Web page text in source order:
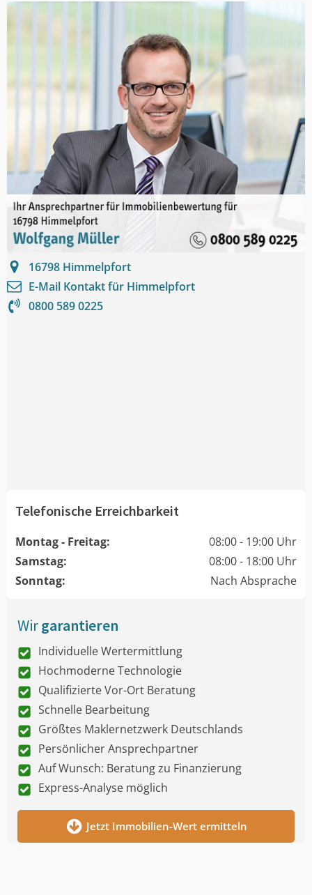
16798 Himmelpfort
E-Mail Kontakt für Himmelpfort
0800 589 0225
Telefonische Erreichbarkeit
Montag - Freitag:
08:00 - 19:00 Uhr
Samstag:
08:00 - 18:00 Uhr
Sonntag:
Nach Absprache
Wirgarantieren
Individuelle Wertermittlung
Hochmoderne Technologie
Qualifizierte Vor-Ort Beratung
Schnelle Bearbeitung
Größtes Maklernetzwerk Deutschlands
Persönlicher Ansprechpartner
Auf Wunsch: Beratung zu Finanzierung
Express-Analyse möglich
Jetzt Immobilien-Wert ermitteln